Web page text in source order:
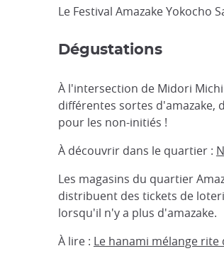
Le Festival Amazake Yokocho
Dégustations
À l'intersection de Midori
différentes sortes d'amazake,
pour les non-initiés !
À découvrir dans le quartier :
Les magasins du quartier
distribuent des tickets de
lorsqu'il n'y a plus d'amazake.
À lire : Le hanami mélange